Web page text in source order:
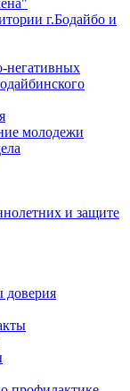
г.Бодайбо и
негативных
молодежи
и защите
доверия